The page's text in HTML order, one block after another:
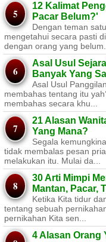
12 Kalimat
Pacar Belum?'
Dengan teman
mengetahui secara pasti
dengan orang yang belum...
Asal Usul
Banyak Yang
Asal Usul
membahas tentang itu
membahas secara khu...
21 Alasan
Yang Mana?
Segala
tidak membalas pesan
melakukan itu. Mulai da...
30 Arti Mimpi
Mantan, Pacar,
Ketika Kita tidur
tentang sebuah
pernikahan Kita sen...
4 Alasan Orang